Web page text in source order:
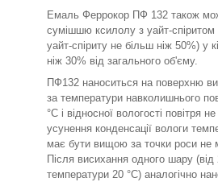
Емаль Феррокор ПФ 132 також
сумішшю ксилолу з уайт-
уайт-спіриту не більш ніж 50%) у
ніж 30% від загального об'єму.
ПФ132 наноситься на поверхню
за температури навколишнього
°C і відносної вологості повітря
усунення конденсації вологи
має бути вищою за точки роси не
Після висихання одного шару
температури 20 °C) аналогічно